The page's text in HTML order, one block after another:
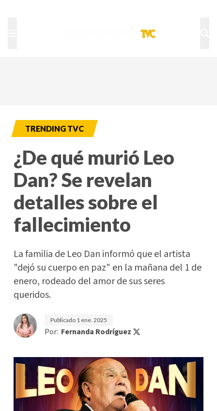
TRENDING TVC
¿De qué murió Leo
Dan? Se revelan
detalles sobre el
fallecimiento
La familia de Leo Dan informó que el artista
"dejó su cuerpo en paz" en la mañana del 1 de
enero, rodeado del amor de sus seres
queridos.
Publicado 1 ene. 2025
Por: Fernanda Rodríguez